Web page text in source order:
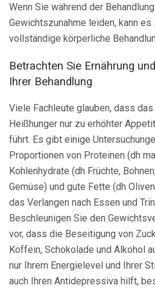
Wenn Sie während der
Gewichtszunahme leiden, kann es
vollständige körperliche
Betrachten Sie Ernährung
Ihrer Behandlung
Viele Fachleute glauben, dass
Heißhunger nur zu erhöhter
führt. Es gibt einige
Proportionen von Proteinen (dh
Kohlenhydrate (dh Früchte,
Gemüse) und gute Fette (dh
das Verlangen nach Essen und
Beschleunigen Sie den
vor, dass die Beseitigung von
Koffein, Schokolade und Alkohol
nur Ihrem Energielevel und Ihrer
auch Ihren Antidepressiva hilft,